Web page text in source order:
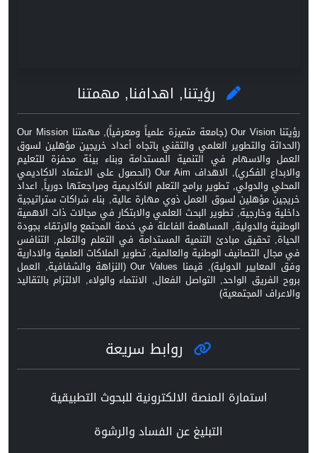
رؤيتنا, اهدافنا, مهمتنا
رؤيتنا Our Vision (جامعة متميزة علمياً ومعرفياً), مهمتنا Our Mission
(الحداثة والتطوير العلمي والتقني باتجاه أعداد خريجين مؤهلين لسوق
العمل والاسهام في التنمية المستدامة وبناء بيئة محفزة للتعليم
والابداع الفكري), الاهداف Our Aim (الحصول على الاعتماد الاكاديمي
المحلي والدولي, تطوير برامج التعلم الاكاديمية ومراجعتها دورياً, اعداد
خريجين مؤهلين لسوق العمل ذوي مهارة عالية, بناء شراكات ستراتيجية
داخلية وخارجية, تطوير البحث العلمي والابتكار في مجالات ذات الاهمية
الوطنية والدولية, المساهمة الفاعلة في خدمة المجتمع والارتقاء بجودة
الحياة, تحقيق مبادئ التنمية المستدامة في التعلم والتعلم, التنافس
في مجال التصانيف الوطنية والعالمية, تطوير الملاكات العلمية والادارية
وفق المعايير الدولية), قيمنا Our Values (النزاهة والشفافية, العمل
بروح الفريق الواحد, التواصل الفعال, الانتماء والولاء, الالتزام بالتقاليد
والاعراف المجتمعية)
روابط سريعة
استمارة المنصة الالكترونية للبحوث التطبيقية
التبليغ عن الفساد والرشوة